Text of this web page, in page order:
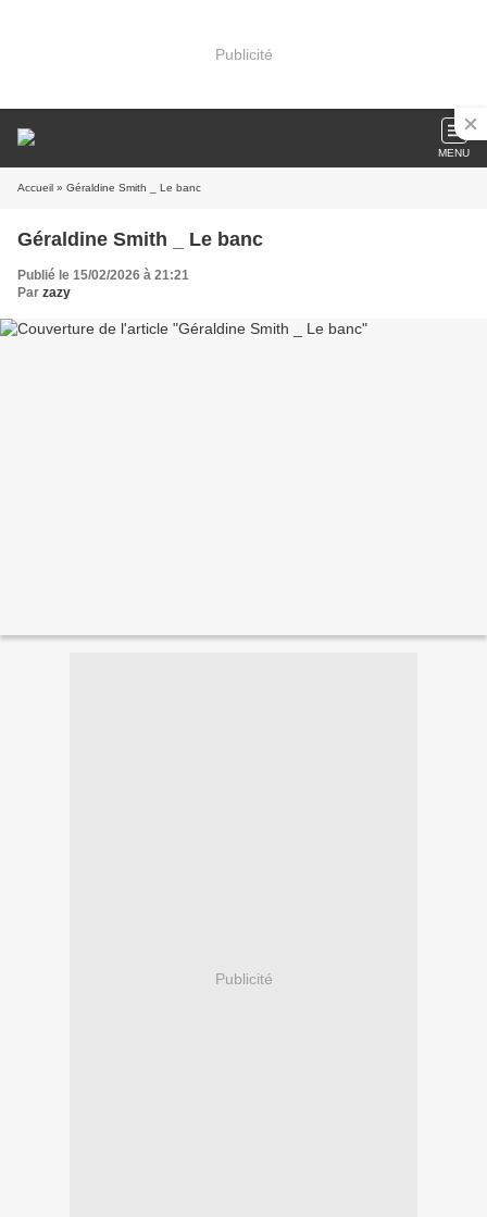
Publicité
MENU
Accueil » Géraldine Smith _ Le banc
Géraldine Smith _ Le banc
Publié le 15/02/2026 à 21:21
Par zazy
Publicité